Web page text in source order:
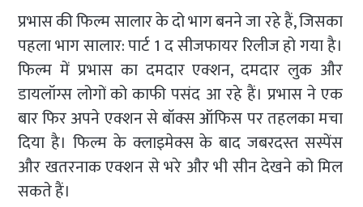
प्रभास की फिल्म सालार के दो भाग बनने जा रहे हैं, जिसका
पहला भाग सालार: पार्ट 1 द सीजफायर रिलीज हो गया है।
फिल्म में प्रभास का दमदार एक्शन, दमदार लुक और
डायलॉग्स लोगों को काफी पसंद आ रहे हैं। प्रभास ने एक
बार फिर अपने एक्शन से बॉक्स ऑफिस पर तहलका मचा
दिया है। फिल्म के क्लाइमेक्स के बाद जबरदस्त सस्पेंस
और खतरनाक एक्शन से भरे और भी सीन देखने को मिल
सकते हैं।